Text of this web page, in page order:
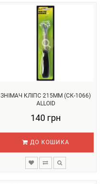
ЗНІМАЧ КЛІПС 215ММ (СК-1066)
ALLOID
140 грн
ДО КОШИКА